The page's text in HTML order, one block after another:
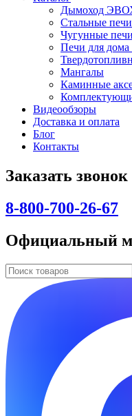
Дымоход
Стальные
Чугунные
Печи для дома
Мангалы
Каминные
Видеообзоры
Доставка и оплата
Блог
Контакты
Заказать звонок
8-800-700-26-67
Официальный